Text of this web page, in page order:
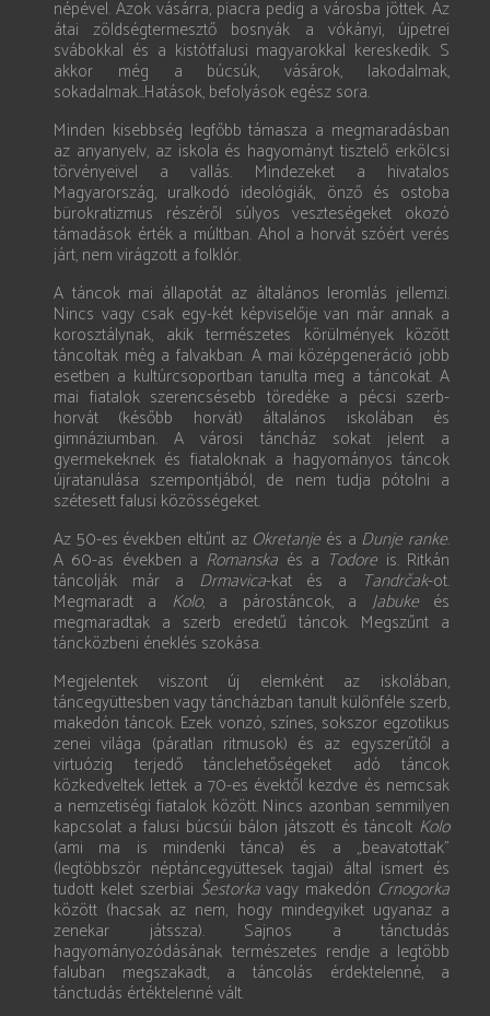
népével. Azok vásárra, piacra pedig a városba jöttek. Az
átai zöldségtermesztő bosnyák a vókányi, újpetrei
svábokkal és a kistótfalusi magyarokkal kereskedik. S
akkor még a búcsúk, vásárok, lakodalmak,
sokadalmak...Hatások, befolyások egész sora.
Minden kisebbség legfőbb támasza a megmaradásban
az anyanyelv, az iskola és hagyo­mányt tisztelő erkölcsi
törvényeivel a vallás. Mindezeket a hivatalos
Magyarország, uralkodó ideológiák, önző és ostoba
bürokratizmus részéről súlyos veszteségeket okozó
támadások érték a múltban. Ahol a horvát szóért verés
járt, nem virágzott a folklór.
A táncok mai állapotát az általános leromlás jellemzi.
Nincs vagy csak egy-két képviselője van már annak a
korosztálynak, akik természetes körülmények között
táncoltak még a falvakban. A mai középgeneráció jobb
esetben a kultúrcsoportban tanulta meg a táncokat. A
mai fiatalok szerencsésebb töredéke a pécsi szerb-
horvát (később horvát) általános iskolában és
gimnáziumban. A városi táncház sokat jelent a
gyermekeknek és fiataloknak a hagyományos táncok
újratanulása szempontjából, de nem tudja pótolni a
szétesett falusi közösségeket.
Az 50-es években eltűnt az Okretanje és a Dunje ranke.
A 60-as években a Romanska és a Todore is. Ritkán
táncolják már a Drmavica-kat és a Tandrčak-ot.
Megmaradt a Kolo, a párostáncok, a Jabukeés
megmaradtak a szerb eredetű táncok. Megszűnt a
táncközbeni éneklés szokása.
Megjelentek viszont új elemként az iskolában,
táncegyüttesben vagy táncházban tanult különféle szerb,
makedón táncok. Ezek vonzó, színes, sokszor egzotikus
zenei világa (páratlan ritmusok) és az egyszerűtől a
virtuózig terjedő tánclehetőségeket adó táncok
közkedveltek lettek a 70-es évektől kezdve és nemcsak
a nemzetiségi fiatalok között. Nincs azonban semmilyen
kapcsolat a falusi búcsúi bálon játszott és táncolt Kolo
(ami ma is mindenki tánca) és a „be­avatottak”
(legtöbbször néptáncegyüttesek tagjai) által ismert és
tudott kelet szerbiai Šestorkavagy makedón Crnogorka
között (hacsak az nem, hogy mindegyiket ugyanaz a
zenekar játssza). Sajnos a tánctudás
hagyományozódásának természetes rendje a legtöbb
faluban megszakadt, a táncolás érdektelenné, a
tánctudás értéktelenné vált.